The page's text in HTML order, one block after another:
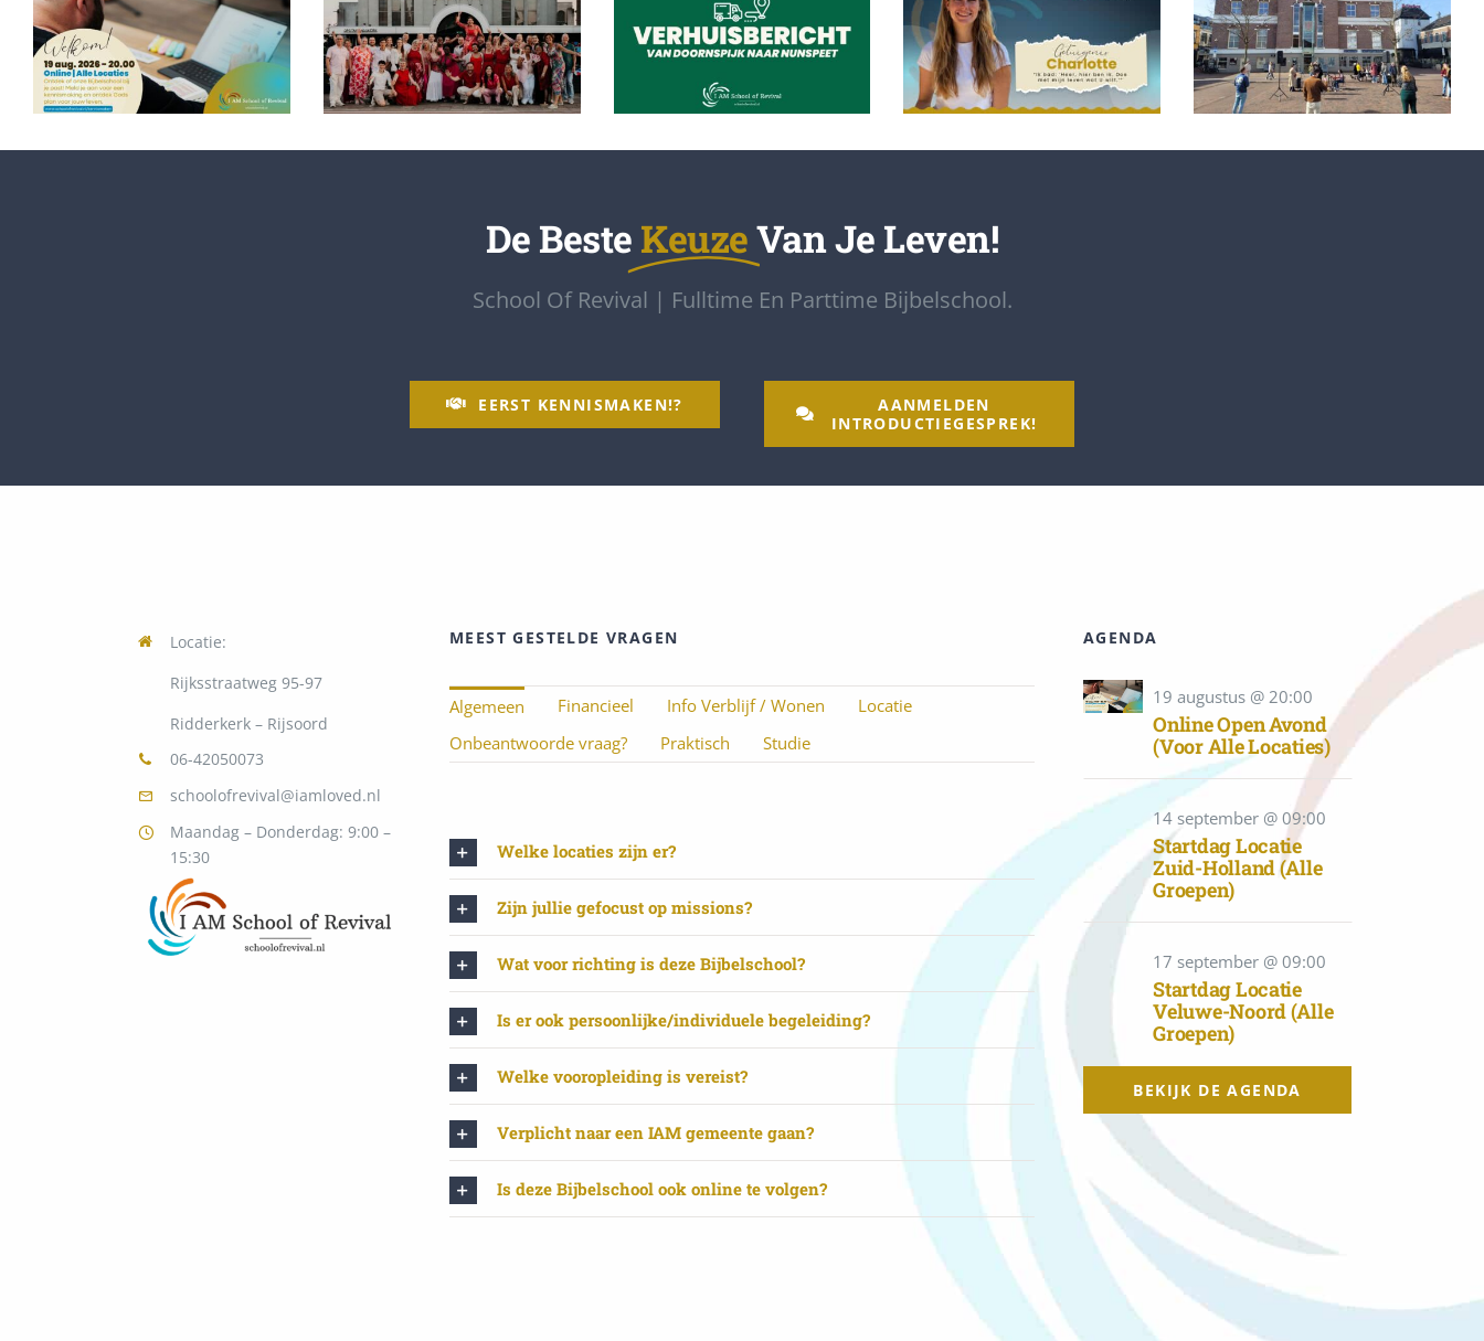
Open avond | ONLINE |
Alle locaties |
Woensdag 19 augustus
2026
Foto’s en terugblik –
Ridderkerk –
Diplomering
Bijbelschool 2025/2026
Verhuisbericht locatie
Veluwe Noord
Charlotte leerde leven
vanuit de overflow; ‘de
Bijbel werd
persoonlijk’
Missieweek
Nederland en België
2026
De Beste KeuzeVan Je Leven!
School Of Revival | Fulltime En Parttime Bijbelschool.
EERST KENNISMAKEN!?
AANMELDEN
INTRODUCTIEGESPREK!
Locatie:
Rijksstraatweg 95-97
Ridderkerk – Rijsoord
06-42050073
schoolofrevival@iamloved.nl
Maandag – Donderdag: 9:00 –
15:30
MEEST GESTELDE VRAGEN
Algemeen Financieel Info Verblijf / Wonen
Locatie
Onbeantwoorde vraag?
Praktisch Studie
Welke locaties zijn er?
Zijn jullie gefocust op missions?
Wat voor richting is deze Bijbelschool?
Is er ook persoonlijke/individuele begeleiding?
Welke vooropleiding is vereist?
Verplicht naar een IAM gemeente gaan?
Is deze Bijbelschool ook online te volgen?
AGENDA
19 augustus @ 20:00
Online Open Avond
(Voor Alle Locaties)
14 september @ 09:00
Startdag Locatie
Zuid-Holland (alle
Groepen)
17 september @ 09:00
Startdag Locatie
Veluwe-Noord (alle
Groepen)
BEKIJK DE AGENDA